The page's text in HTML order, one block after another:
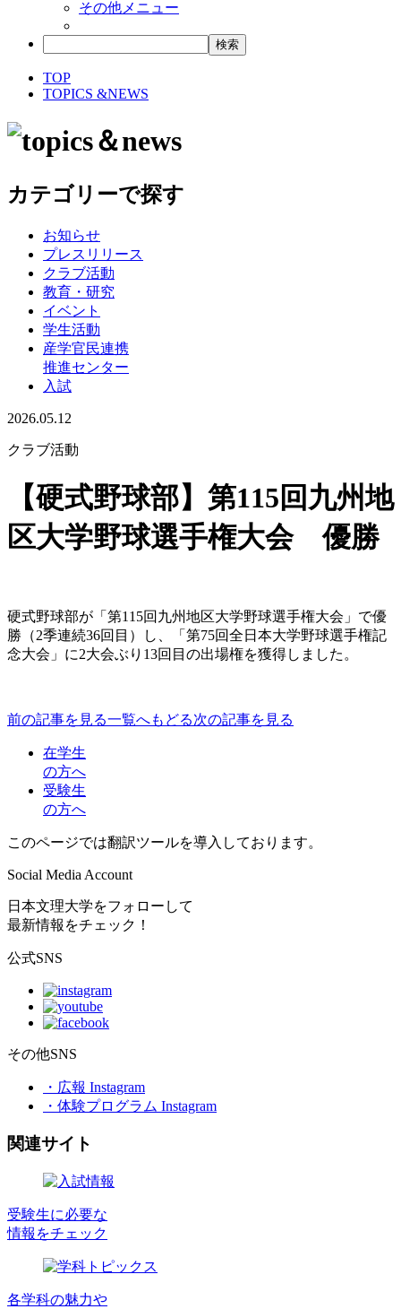
その他メニュー
TOP
TOPICS &NEWS
カテゴリーで探す
お知らせ
プレスリリース
クラブ活動
教育・研究
イベント
学生活動
産学官民連携
推進センター
入試
2026.05.12
クラブ活動
【硬式野球部】第115回九州地
区大学野球選手権大会 優勝
硬式野球部が「第115回九州地区大学野球選手権大会」で優
勝（2季連続36回目）し、「第75回全日本大学野球選手権記
念大会」に2大会ぶり13回目の出場権を獲得しました。
前の記事を見る一覧へもどる次の記事を見る
在学生
の方へ
受験生
の方へ
このページでは翻訳ツールを導入しております。
Social Media Account
日本文理大学をフォローして
最新情報をチェック！
公式SNS
その他SNS
・広報 Instagram
・体験プログラム Instagram
関連サイト
受験生に必要な
情報をチェック
各学科の魅力や